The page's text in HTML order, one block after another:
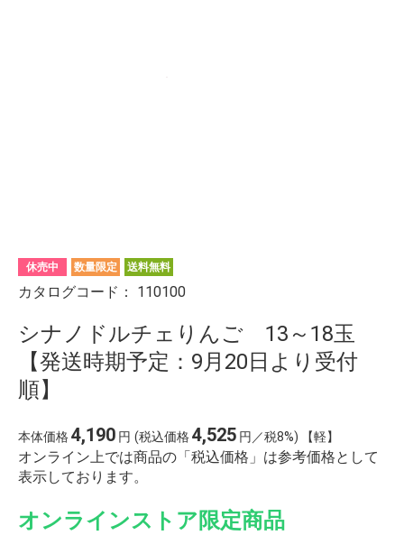
休売中 数量限定 送料無料
カタログコード： 110100
シナノドルチェりんご 13～18玉
【発送時期予定：9月20日より受付
順】
本体価格4,190 円 (税込価格4,525 円／税8%) 【軽】
オンライン上では商品の「税込価格」は参考価格として
表示しております。
オンラインストア限定商品